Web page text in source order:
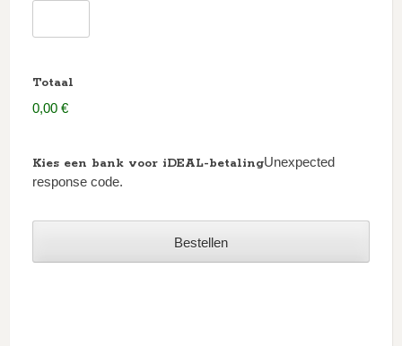
Totaal
0,00 €
Kies een bank voor iDEAL-betalingUnexpected
response code.